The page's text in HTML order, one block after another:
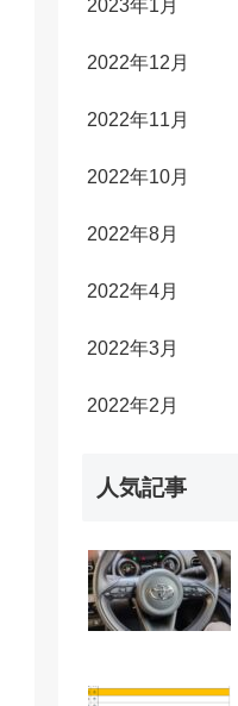
2023年1月
2022年12月
2022年11月
2022年10月
2022年8月
2022年4月
2022年3月
2022年2月
人気記事